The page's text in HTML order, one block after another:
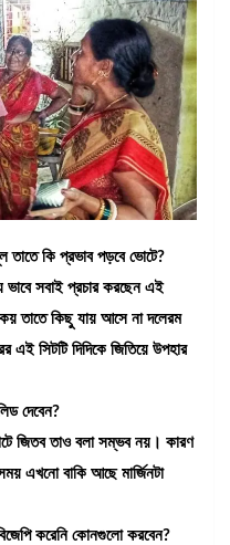
তাতে কি প্রভাব পড়বে ভোটে?
সবাই প্রচার করছেন এই
তাতে কিছু যায় আসে না দলেরম
এই সিটটি দিদিকে জিতিয়ে উপহার
দেবেন?
জিতব তাও বলা সম্ভব নয়। কারণ
এখনো বাকি আছে মার্জিনটা
করেনি কোনগুলো করবেন?